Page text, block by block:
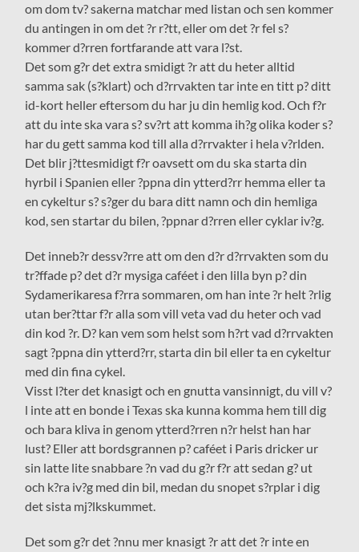
om dom tv? sakerna matchar med listan och sen kommer
du antingen in om det ?r r?tt, eller om det ?r fel s?
kommer d?rren fortfarande att vara l?st.
Det som g?r det extra smidigt ?r att du heter alltid
samma sak (s?klart) och d?rrvakten tar inte en titt p? ditt
id-kort heller eftersom du har ju din hemlig kod. Och f?r
att du inte ska vara s? sv?rt att komma ih?g olika koder s?
har du gett samma kod till alla d?rrvakter i hela v?rlden.
Det blir j?ttesmidigt f?r oavsett om du ska starta din
hyrbil i Spanien eller ?ppna din ytterd?rr hemma eller ta
en cykeltur s? s?ger du bara ditt namn och din hemliga
kod, sen startar du bilen, ?ppnar d?rren eller cyklar iv?g.
Det inneb?r dessv?rre att om den d?r d?rrvakten som du
tr?ffade p? det d?r mysiga caféet i den lilla byn p? din
Sydamerikaresa f?rra sommaren, om han inte ?r helt ?rlig
utan ber?ttar f?r alla som vill veta vad du heter och vad
din kod ?r. D? kan vem som helst som h?rt vad d?rrvakten
sagt ?ppna din ytterd?rr, starta din bil eller ta en cykeltur
med din fina cykel.
Visst l?ter det knasigt och en gnutta vansinnigt, du vill v?
l inte att en bonde i Texas ska kunna komma hem till dig
och bara kliva in genom ytterd?rren n?r helst han har
lust? Eller att bordsgrannen p? caféet i Paris dricker ur
sin latte lite snabbare ?n vad du g?r f?r att sedan g? ut
och k?ra iv?g med din bil, medan du snopet s?rplar i dig
det sista mj?lkskummet.
Det som g?r det ?nnu mer knasigt ?r att det ?r inte en